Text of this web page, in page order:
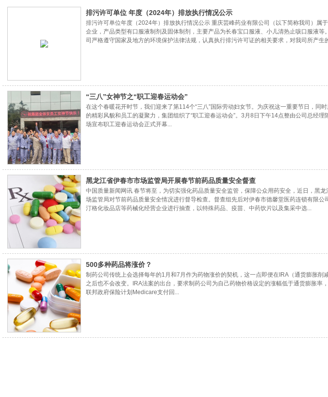
排污许可单位 年度（2024年）排放执行情况公示
排污许可单位年度（2024年）排放执行情况公示 重庆芸峰药业有限公司（以下简称我司）属
企业，产品类型有口服液制剂及固体制剂，主要产品为长春宝口服液、小儿清热止咳口服液等
司严格遵守国家及地方的环境保护法律法规，认真执行排污许可证的相关要求，对我司所产生
“三八”女神节之“职工迎春运动会”
在这个春暖花开时节，我们迎来了第114个“三八”国际劳动妇女节。为庆祝这一重要节日，同
的精彩风貌和员工的凝聚力，集团组织了“职工迎春运动会”。3月8日下午14点整由公司总经理
场宣布职工迎春运动会正式开幕...
黑龙江省伊春市市场监管局开展春节前药品质量安全督查
中国质量新闻网讯 春节将至，为切实强化药品质量安全监管，保障公众用药安全，近日，黑龙
场监管局对节前药品质量安全情况进行督导检查。督查组先后对伊春市德馨堂医药连锁有限公
汀格化妆品店等药械化经营企业进行抽查，以特殊药品、疫苗、中药饮片以及集采中选...
500多种药品将涨价？
制药公司传统上会选择每年的1月和7月作为药物涨价的契机，这一点即便在IRA（通货膨胀削
之后也不会改变。IRA法案的出台，要求制药公司为自己药物价格设定的涨幅低于通货膨胀率
联邦政府保险计划Medicare支付回...